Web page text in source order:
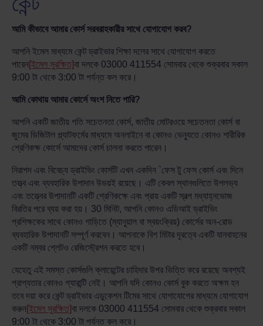
আমি কীভাবে আমার কোর্স সরবরাহকারীর সাথে যোগাযোগ করব?
আপনি ইমেল মাধ্যমে কেন্ট ড্রাইভার শিক্ষা দলের সাথে যোগাযোগ করতে
পারেন[ইমেল সুরক্ষিত]বা দলকে 03000 411554 সোমবার থেকে শুক্রবার সকাল
9:00 টা থেকে 3:00 টা পর্যন্ত কল করে।
আমি কোথায় আমার কোর্সে অংশ নিতে পারি?
আপনি একটি জাতীয় গতি সচেতনতা কোর্স, জাতীয় মোটরওয়ে সচেতনতা কোর্স বা
জুমের ডিজিটাল প্ল্যাটফর্মের মাধ্যমে অনলাইনে বা কোনও ভেন্যুতে কোনও শারীরিক
শ্রেণিকক্ষ কোর্সে আমাদের কোর্স চালনা করতে পারেন।
নিরাপদ এবং বিবেচ্য ড্রাইভিং কোর্সটি এখন একদিন `ফেস টু ফেস কোর্স এবং দিনে
তত্ত্ব এবং ব্যবহারিক উপাদান উভয়ই রয়েছে। এটি কেবল স্থানগুলিতে উপলভ্য
এবং তত্ত্বের উপাদানটি একটি শ্রেণিকক্ষে এবং প্রায় একটি স্বল্প মধ্যাহ্নভোজ
বিরতির পরে ব্যয় করা হয়। 30 মিনিট, আপনি কোনও এডিআই ড্রাইভিং
প্রশিক্ষকের সাথে কোনও গাড়িতে (ম্যানুয়াল বা স্বয়ংক্রিয়) কোর্সের অন-রোড
ব্যবহারিক উপাদানটি সম্পূর্ণ করবেন। আপনাকে বিশ মিটার দূরত্বে একটি যানবাহনের
একটি নম্বর প্লেটও রেজিস্ট্রেশন করতে হবে।
যেহেতু এই সমস্ত কোর্সগুলি ক্লায়েন্টের চাহিদার উপর ভিত্তি করে রয়েছে অবশ্যই
প্রাপ্যতার কোনও গ্যারান্টি নেই। আপনি যদি কোনও কোর্স বুক করতে অক্ষম হন
তবে দয়া করে কেন্ট ড্রাইভার এডুকেশন টিমের সাথে যোগাযোগের মাধ্যমে যোগাযোগ
করুন[ইমেল সুরক্ষিত]বা দলকে 03000 411554 সোমবার থেকে শুক্রবার সকাল
9:00 টা থেকে 3:00 টা পর্যন্ত কল করে।